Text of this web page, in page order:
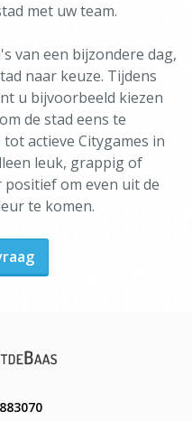
met uw team.
van een bijzondere dag,
naar keuze. Tijdens
u bijvoorbeeld kiezen
de stad eens te
actieve Citygames in
leuk, grappig of
om even uit de
te komen.